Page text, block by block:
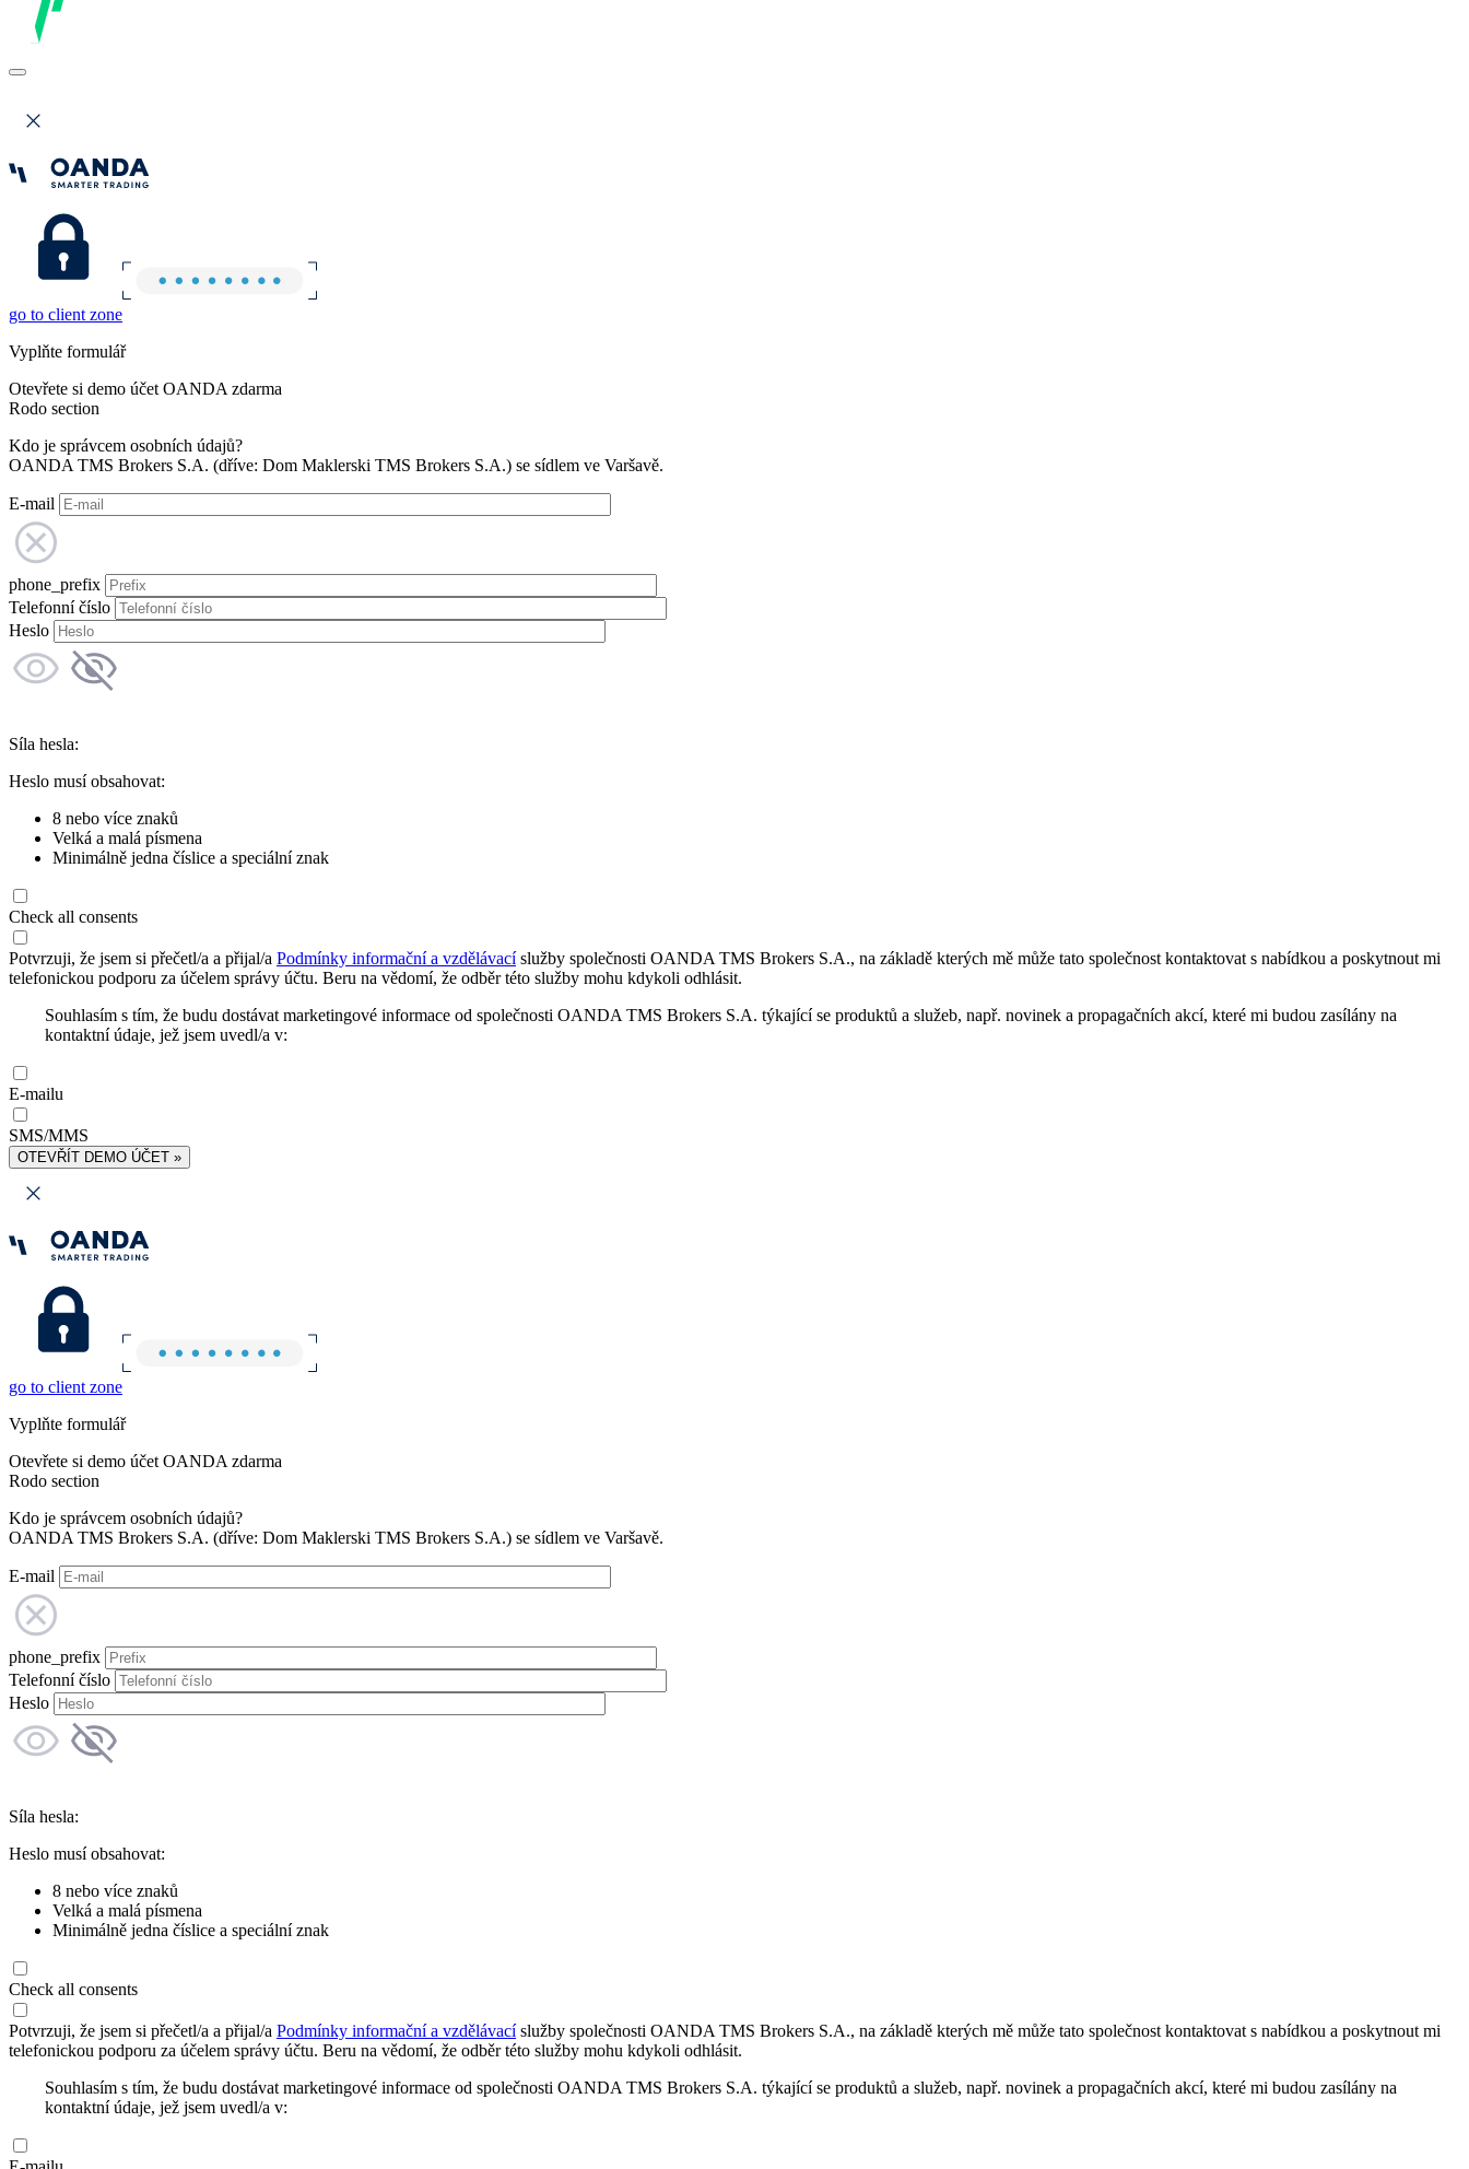
go to client zone
Vyplňte formulář
Otevřete si demo účet OANDA zdarma
Rodo section
Kdo je správcem osobních údajů?
OANDA TMS Brokers S.A. (dříve: Dom Maklerski TMS Brokers S.A.) se sídlem ve Varšavě.
E-mail
phone_prefix
Telefonní číslo
Heslo
Síla hesla:
Heslo musí obsahovat:
8 nebo více znaků
Velká a malá písmena
Minimálně jedna číslice a speciální znak
Check all consents
Potvrzuji, že jsem si přečetl/a a přijal/a Podmínky informační a vzdělávacíslužby společnosti OANDA TMS Brokers S.A., na základě kterých mě může tato společnost kontaktovat s nabídkou a poskytnout mi
telefonickou podporu za účelem správy účtu. Beru na vědomí, že odběr této služby mohu kdykoli odhlásit.
Souhlasím s tím, že budu dostávat marketingové informace od společnosti OANDA TMS Brokers S.A. týkající se produktů a služeb, např. novinek a propagačních akcí, které mi budou zasílány na
kontaktní údaje, jež jsem uvedl/a v:
E-mailu
SMS/MMS
OTEVŘÍT DEMO ÚČET »
go to client zone
Vyplňte formulář
Otevřete si demo účet OANDA zdarma
Rodo section
Kdo je správcem osobních údajů?
OANDA TMS Brokers S.A. (dříve: Dom Maklerski TMS Brokers S.A.) se sídlem ve Varšavě.
E-mail
phone_prefix
Telefonní číslo
Heslo
Síla hesla:
Heslo musí obsahovat:
8 nebo více znaků
Velká a malá písmena
Minimálně jedna číslice a speciální znak
Check all consents
Potvrzuji, že jsem si přečetl/a a přijal/a Podmínky informační a vzdělávacíslužby společnosti OANDA TMS Brokers S.A., na základě kterých mě může tato společnost kontaktovat s nabídkou a poskytnout mi
telefonickou podporu za účelem správy účtu. Beru na vědomí, že odběr této služby mohu kdykoli odhlásit.
Souhlasím s tím, že budu dostávat marketingové informace od společnosti OANDA TMS Brokers S.A. týkající se produktů a služeb, např. novinek a propagačních akcí, které mi budou zasílány na
kontaktní údaje, jež jsem uvedl/a v: